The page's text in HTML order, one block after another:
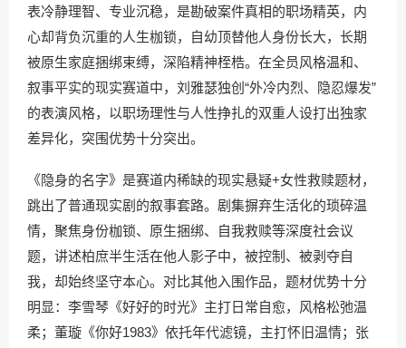
表冷静理智、专业沉稳，是勘破案件真相的职场精英，内
心却背负沉重的人生枷锁，自幼顶替他人身份长大，长期
被原生家庭捆绑束缚，深陷精神桎梏。在全员风格温和、
叙事平实的现实赛道中，刘雅瑟独创“外冷内烈、隐忍爆发”
的表演风格，以职场理性与人性挣扎的双重人设打出独家
差异化，突围优势十分突出。
《隐身的名字》是赛道内稀缺的现实悬疑+女性救赎题材，
跳出了普通现实剧的叙事套路。剧集摒弃生活化的琐碎温
情，聚焦身份枷锁、原生捆绑、自我救赎等深度社会议
题，讲述柏庶半生活在他人影子中，被控制、被剥夺自
我，却始终坚守本心。对比其他入围作品，题材优势十分
明显：李雪琴《好好的时光》主打日常自愈，风格松弛温
柔；董璇《你好1983》依托年代滤镜，主打怀旧温情；张